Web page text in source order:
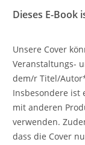
Dieses E-Book
Unsere Cover
Veranstaltungs-
dem/r Titel/
Insbesondere ist
mit anderen
verwenden.
dass die Cover